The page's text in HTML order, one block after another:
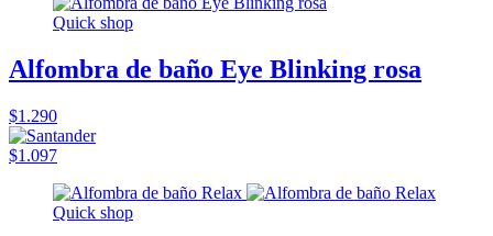
Quick shop
Alfombra de baño Eye Blinking rosa
$1.290
$1.097
Quick shop